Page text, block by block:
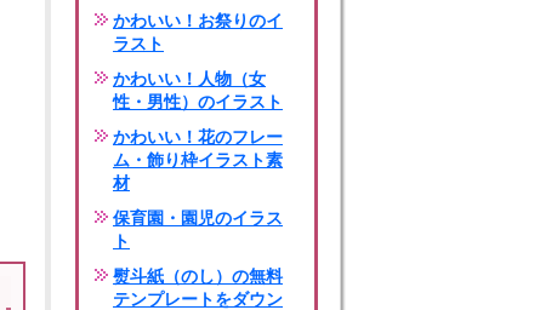
かわいい！お祭りのイ
ラスト
かわいい！人物（女
性・男性）のイラスト
かわいい！花のフレー
ム・飾り枠イラスト素
材
保育園・園児のイラス
ト
熨斗紙（のし）の無料
テンプレートをダウン